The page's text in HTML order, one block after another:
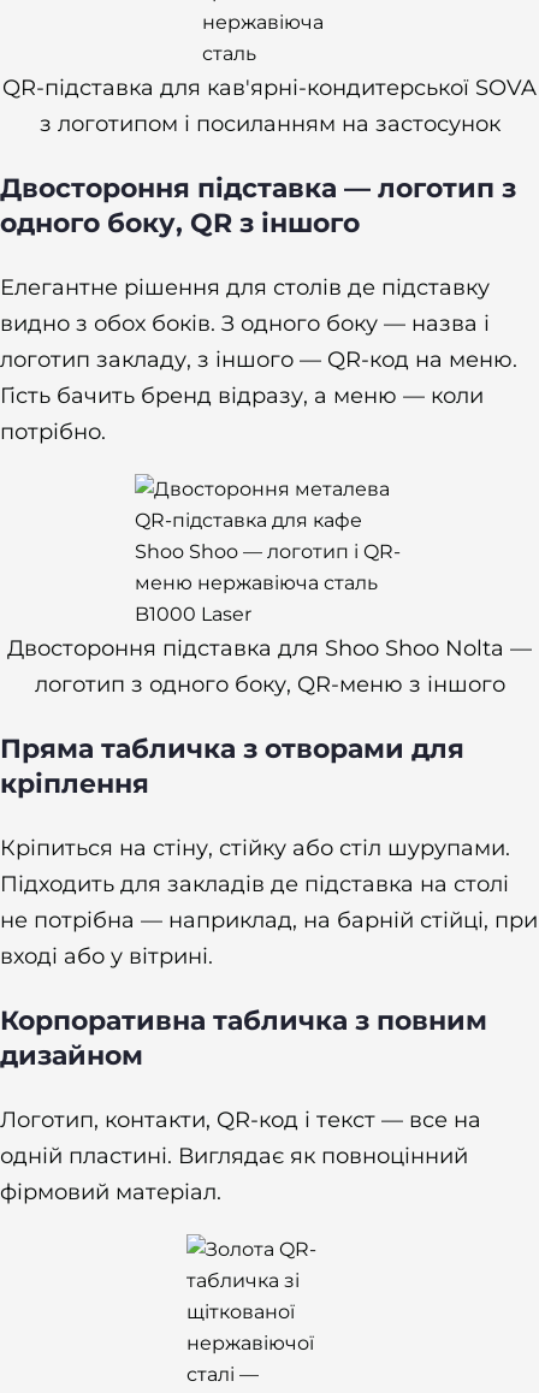
QR-підставка для кав'ярні-кондитерської SOVA
з логотипом і посиланням на застосунок
Двостороння підставка — логотип з
одного боку, QR з іншого
Елегантне рішення для столів де підставку
видно з обох боків. З одного боку — назва і
логотип закладу, з іншого — QR-код на меню.
Гість бачить бренд відразу, а меню — коли
потрібно.
Двостороння підставка для Shoo Shoo Nolta —
логотип з одного боку, QR-меню з іншого
Пряма табличка з отворами для
кріплення
Кріпиться на стіну, стійку або стіл шурупами.
Підходить для закладів де підставка на столі
не потрібна — наприклад, на барній стійці, при
вході або у вітрині.
Корпоративна табличка з повним
дизайном
Логотип, контакти, QR-код і текст — все на
одній пластині. Виглядає як повноцінний
фірмовий матеріал.